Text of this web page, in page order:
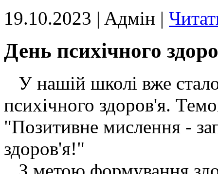
19.10.2023 | Aдмін |
День психічного
У нашій школі вже
психічного здоров'я.
"Позитивне мислення -
здоров'я!"